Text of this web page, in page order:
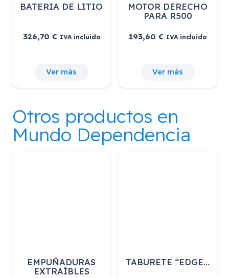
BATERIA DE LITIO
326,70€ IVA incluido
Ver más
MOTOR DERECHO
PARA R500
193,60€ IVA incluido
Ver más
Otros productos en
Mundo Dependencia
EMPUÑADURAS
EXTRAÍBLES
TABURETE “EDGE…